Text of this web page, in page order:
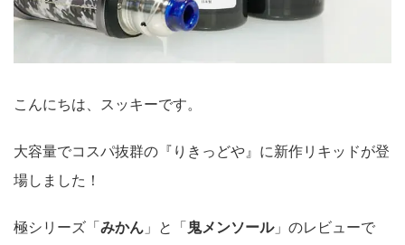
こんにちは、スッキーです。
大容量でコスパ抜群の『りきっどや』に新作リキッドが登
場しました！
極シリーズ「 みかん 」と「 鬼メンソール」のレビューで